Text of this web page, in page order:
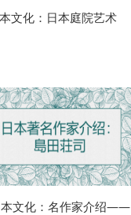
文化：日本庭院艺术
本文化：名作家介绍——